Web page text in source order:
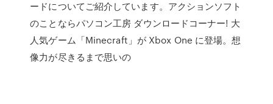
ードについてご紹介しています。アクションソフト
のことならパソコン工房 ダウンロードコーナー! 大
人気ゲーム「Minecraft」が Xbox One に登場。想
像力が尽きるまで思いの